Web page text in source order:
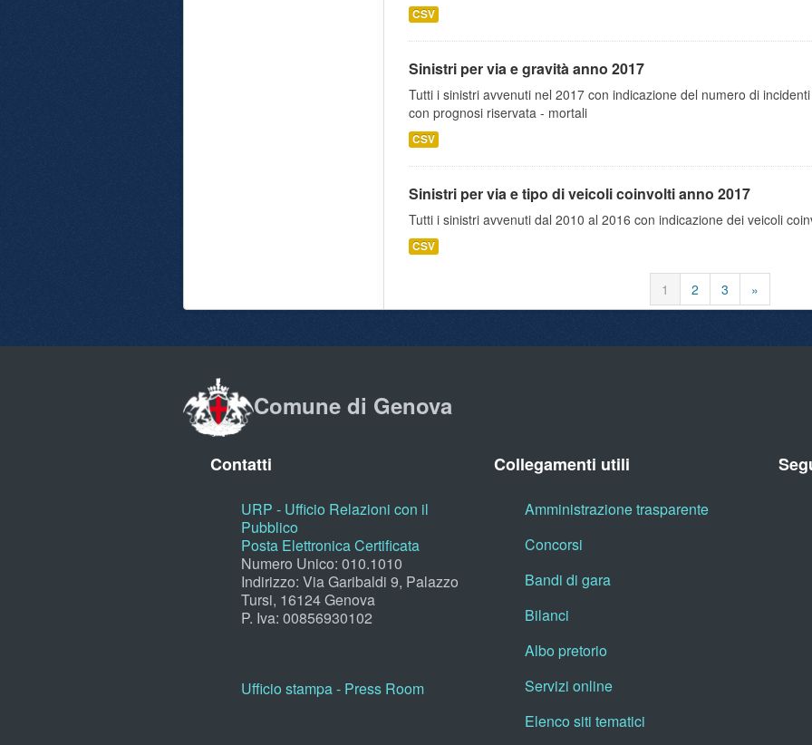
CSV
Sinistri per via e gravità anno 2017
Tutti i sinistri avvenuti nel 2017 con indicazione del numero di
con prognosi riservata - mortali
CSV
Sinistri per via e tipo di veicoli coinvolti anno 2017
Tutti i sinistri avvenuti dal 2010 al 2016 con indicazione dei veicoli
CSV
1 2 3 »
Comune di Genova
Contatti
URP - Ufficio Relazioni con il
Pubblico
Posta Elettronica Certificata
Numero Unico: 010.1010
Indirizzo: Via Garibaldi 9, Palazzo
Tursi, 16124 Genova
P. Iva: 00856930102
Ufficio stampa - Press Room
Collegamenti utili
Amministrazione trasparente
Concorsi
Bandi di gara
Bilanci
Albo pretorio
Servizi online
Elenco siti tematici